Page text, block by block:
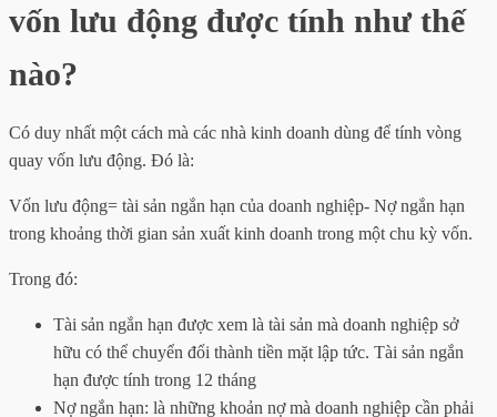
vốn lưu động được tính như thế
nào?
Có duy nhất một cách mà các nhà kinh doanh dùng để tính vòng
quay vốn lưu động. Đó là:
Vốn lưu động= tài sản ngắn hạn của doanh nghiệp- Nợ ngắn hạn
trong khoảng thời gian sản xuất kinh doanh trong một chu kỳ vốn.
Trong đó:
Tài sản ngắn hạn được xem là tài sản mà doanh nghiệp sở
hữu có thể chuyển đổi thành tiền mặt lập tức. Tài sản ngắn
hạn được tính trong 12 tháng
Nợ ngắn hạn: là những khoản nợ mà doanh nghiệp cần phải